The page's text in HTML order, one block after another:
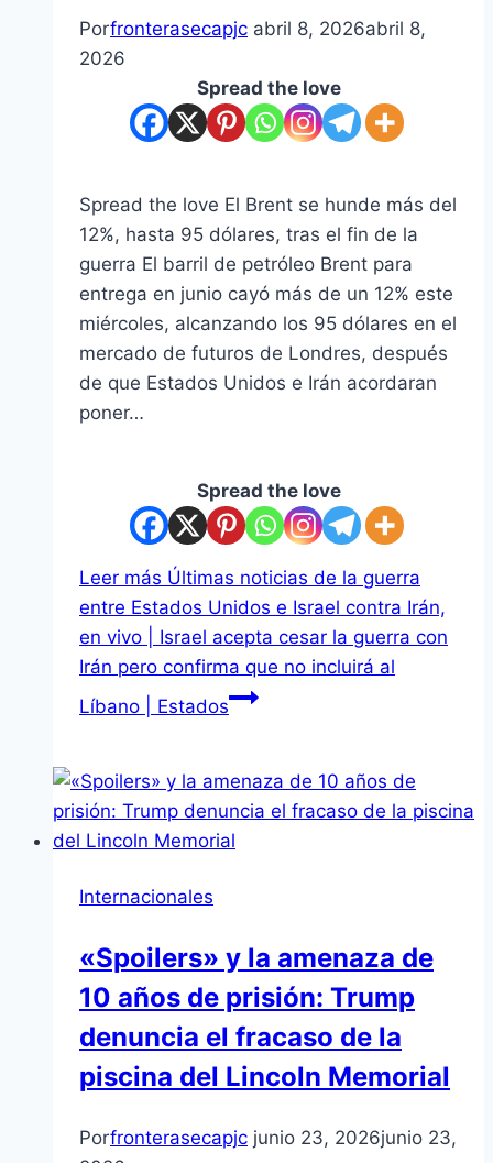
Porfronterasecapjc abril 8, 2026abril 8,
2026
Spread the love
Spread the love El Brent se hunde más del
12%, hasta 95 dólares, tras el fin de la
guerra El barril de petróleo Brent para
entrega en junio cayó más de un 12% este
miércoles, alcanzando los 95 dólares en el
mercado de futuros de Londres, después
de que Estados Unidos e Irán acordaran
poner…
Spread the love
Leer más Últimas noticias de la guerra
entre Estados Unidos e Israel contra Irán,
en vivo | Israel acepta cesar la guerra con
Irán pero confirma que no incluirá al
Líbano | Estados
Internacionales
«Spoilers» y la amenaza de
10 años de prisión: Trump
denuncia el fracaso de la
piscina del Lincoln Memorial
Porfronterasecapjc junio 23, 2026junio 23,